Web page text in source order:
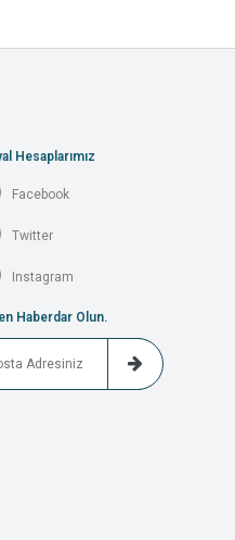
Hesaplarımız
Facebook
Twitter
Instagram
Haberdar Olun.